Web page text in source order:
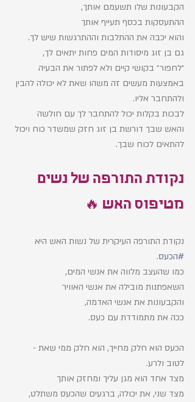
הקבעונות שלו תשעמם אותך,
ההתעסקות בכסף תעייף אותך
והוא יכבה את ההתלבות וההתרגשות שיש לך.
גם בן זוג מיסודות המים פחות יתאים לך,
״לחפור״ בקושי קיים ולא לפתור את הבעיה
באמצעות מעשים זה משהו שאת לא יכולה להבין
ולהתחבר אליו.
לבכות בקלות יכול להתחבר לך עם חולשה
והאש שבך דורשת בן זוג חזק שמשדר כוח ויכול
להתאים לכוח שבך.
נקודת התורפה של נשים
מטיפוס האש 🔥
נקודת התורפה העיקרית של נשות האש היא
#הכעס.
כמו שהעצב מלווה את אנשי המים,
השאפתנות מובילה את אנשי האוויר
והקבעונות את אנשי האדמה,
ככה את מתמודדת עם כעס.
הכעס הוא חלק מחייך, הוא חלק ממי שאת -
לטוב ולרע.
מצד אחד הוא מגן עליך ומחזק אותך
מצד שני, את יכולה, ברגעים שהכעס משתלט,